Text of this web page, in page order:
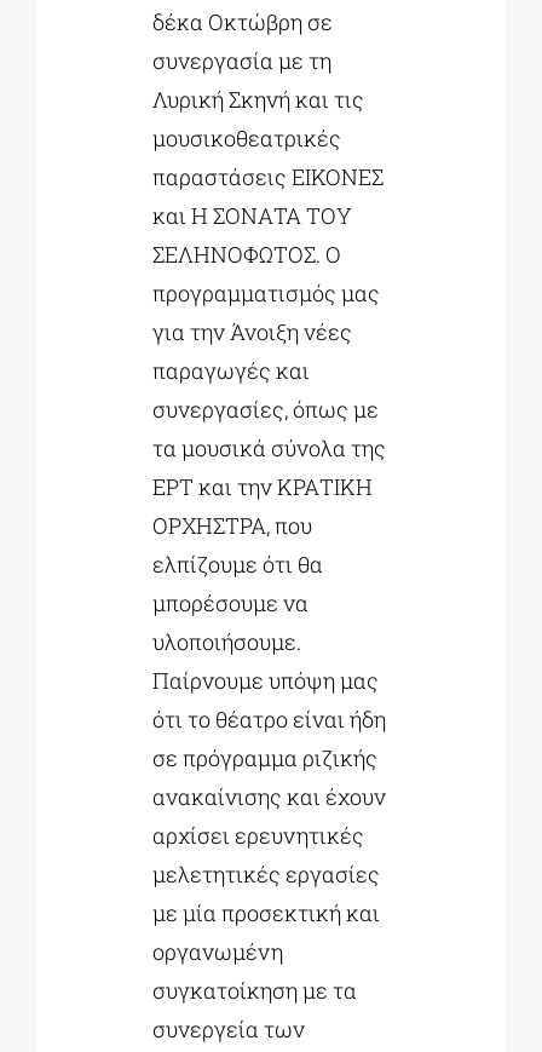
δέκα Οκτώβρη σε
συνεργασία με τη
Λυρική Σκηνή και τις
μουσικοθεατρικές
παραστάσεις ΕΙΚΟΝΕΣ
και Η ΣΟΝΑΤΑ ΤΟΥ
ΣΕΛΗΝΟΦΩΤΟΣ. Ο
προγραμματισμός μας
για την Άνοιξη νέες
παραγωγές και
συνεργασίες, όπως με
τα μουσικά σύνολα της
ΕΡΤ και την ΚΡΑΤΙΚΗ
ΟΡΧΗΣΤΡΑ, που
ελπίζουμε ότι θα
μπορέσουμε να
υλοποιήσουμε.
Παίρνουμε υπόψη μας
ότι το θέατρο είναι ήδη
σε πρόγραμμα ριζικής
ανακαίνισης και έχουν
αρχίσει ερευνητικές
μελετητικές εργασίες
με μία προσεκτική και
οργανωμένη
συγκατοίκηση με τα
συνεργεία των